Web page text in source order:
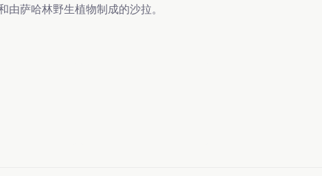
萨哈林野生植物制成的沙拉。